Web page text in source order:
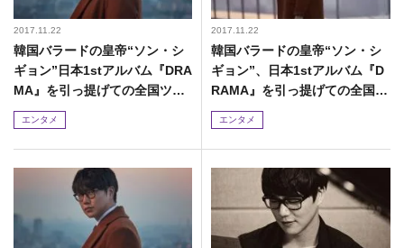
2017.11.22
韓国バラードの皇帝“ソン・シ
ギョン”日本1stアルバム『DRA
MA』を引っ提げての全国ツア
ーの東京公演が即完売!!
エンタメ
2017.11.22
韓国バラードの皇帝“ソン・シ
ギョン”、日本1stアルバム『D
RAMA』を引っ提げての全国ツ
アーの東京公演が即完売!!
エンタメ